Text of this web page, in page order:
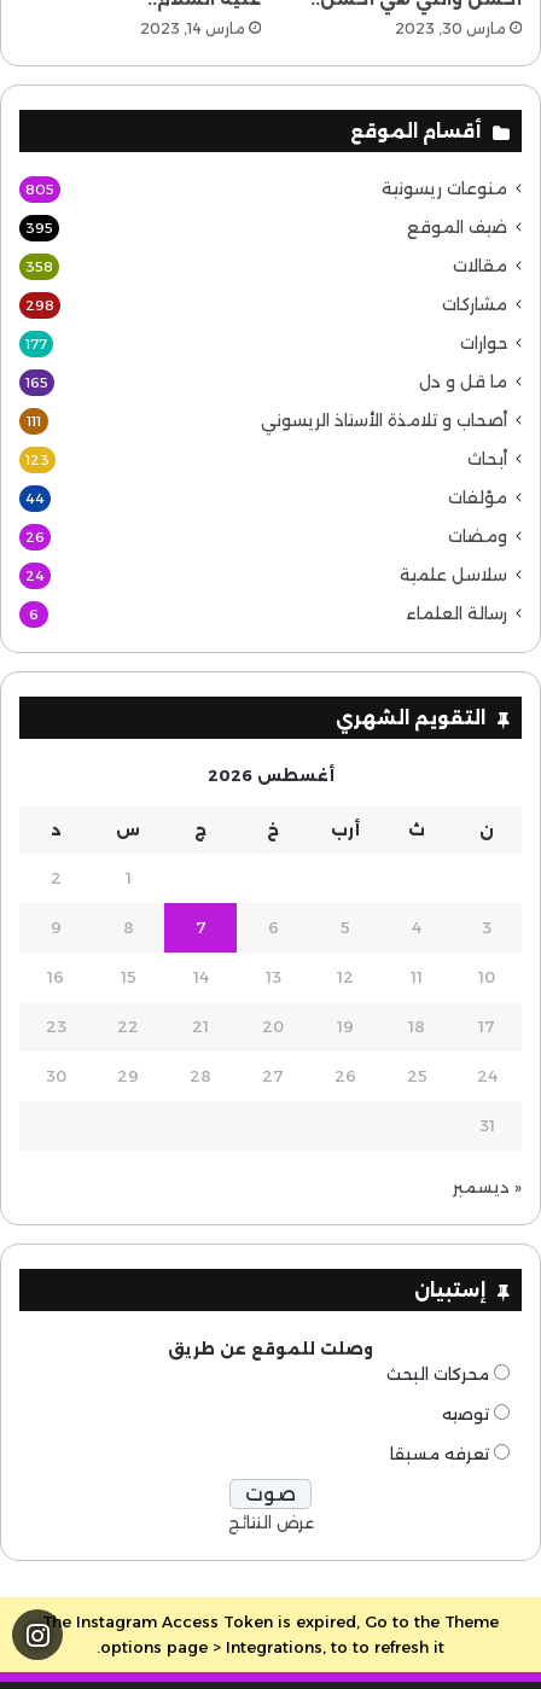
مارس 30, 2023 مارس 14, 2023
أقسام الموقع
منوعات ريسونية 805
ضيف الموقع 395
مقالات 358
مشاركات 298
حوارات 177
ما قل و دل 165
أصحاب و تلامذة الأستاذ الريسوني 111
أبحاث 123
مؤلفات 44
ومضات 26
سلاسل علمية 24
رسالة العلماء 6
التقويم الشهري
أغسطس 2026
ن ث أرب خ ج س د
1
2
3
4
5
6
7
8
9
10
11
12
13
14
15
16
17
18
19
20
21
22
23
24
25
26
27
28
29
30
31
« ديسمبر
إستبيان
وصلت للموقع عن طريق
محركات البحث
توصيه
تعرفه مسبقا
عرض النتائج
The Instagram Access Token is expired, Go to the Theme
options page > Integrations, to to refresh it.